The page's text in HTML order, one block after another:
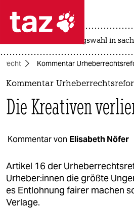
 taz zahl ich
taz zahl ich
politik
öko
gesellschaft
kultur
sport
landtagswahl in
Kommentar
Kommentar
Die Kreativen
Kommentar von Elisabeth Nöfer
Artikel 16 der
Urheber:innen die größte
es Entlohnung fairer machen
Verlage.